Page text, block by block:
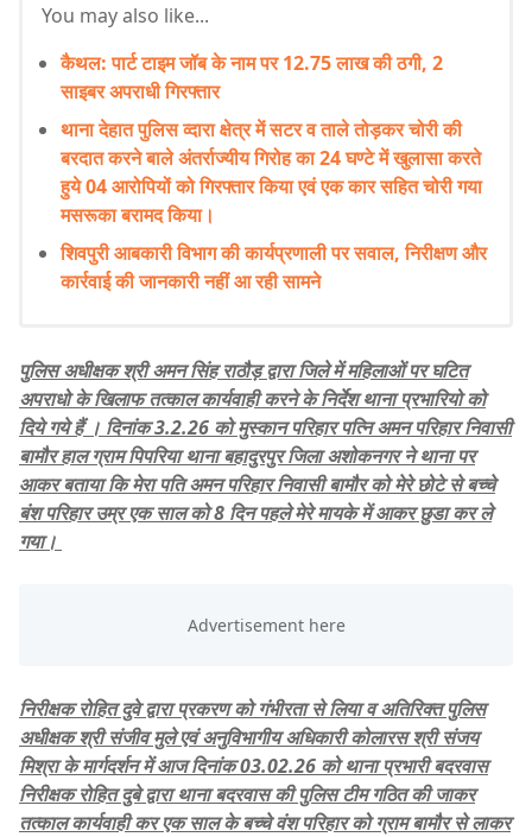
You may also like...
कैथल: पार्ट टाइम जॉब के नाम पर 12.75 लाख की ठगी, 2
साइबर अपराधी गिरफ्तार
थाना देहात पुलिस व्दारा क्षेत्र में सटर व ताले तोड़कर चोरी की
बरदात करने बाले अंतर्राज्यीय गिरोह का 24 घण्टे में खुलासा करते
हुये 04 आरोपियों को गिरफ्तार किया एवं एक कार सहित चोरी गया
मसरूका बरामद किया।
शिवपुरी आबकारी विभाग की कार्यप्रणाली पर सवाल, निरीक्षण और
कार्रवाई की जानकारी नहीं आ रही सामने
पुलिस अधीक्षक श्री अमन सिंह राठौड़ द्वारा जिले में महिलाओं पर घटित
अपराधो के खिलाफ तत्काल कार्यवाही करने के निर्देश थाना प्रभारियो को
दिये गये हैं । दिनांक 3.2.26 को मुस्कान परिहार पत्नि अमन परिहार निवासी
बामौर हाल ग्राम पिपरिया थाना बहादुरपुर जिला अशोकनगर ने थाना पर
आकर बताया कि मेरा पति अमन परिहार निवासी बामौर को मेरे छोटे से बच्चे
बंश परिहार उम्र एक साल को 8 दिन पहले मेरे मायके में आकर छुडा कर ले
गया।
निरीक्षक रोहित दुवे द्वारा प्रकरण को गंभीरता से लिया व अतिरिक्त पुलिस
अधीक्षक श्री संजीव मुले एवं अनुविभागीय अधिकारी कोलारस श्री संजय
मिश्रा के मार्गदर्शन में आज दिनांक 03.02.26 को थाना प्रभारी बदरवास
निरीक्षक रोहित दुबे द्वारा थाना बदरवास की पुलिस टीम गठित की जाकर
तत्काल कार्यवाही कर एक साल के बच्चे वंश परिहार को ग्राम बामौर से लाकर